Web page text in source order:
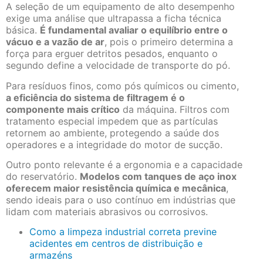
A seleção de um equipamento de alto desempenho
exige uma análise que ultrapassa a ficha técnica
básica. É fundamental avaliar o equilíbrio entre o
vácuo e a vazão de ar, pois o primeiro determina a
força para erguer detritos pesados, enquanto o
segundo define a velocidade de transporte do pó.
Para resíduos finos, como pós químicos ou cimento,
a eficiência do sistema de filtragem é o
componente mais crítico da máquina. Filtros com
tratamento especial impedem que as partículas
retornem ao ambiente, protegendo a saúde dos
operadores e a integridade do motor de sucção.
Outro ponto relevante é a ergonomia e a capacidade
do reservatório. Modelos com tanques de aço inox
oferecem maior resistência química e mecânica,
sendo ideais para o uso contínuo em indústrias que
lidam com materiais abrasivos ou corrosivos.
Como a limpeza industrial correta previne
acidentes em centros de distribuição e
armazéns